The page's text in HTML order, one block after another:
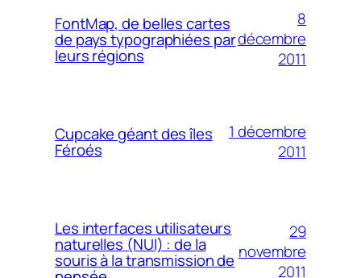
FontMap, de belles cartes
de pays typographiées par
leurs régions
8
décembre
2011
Cupcake géant des îles
Féroés
1 décembre
2011
Les interfaces utilisateurs
naturelles (NUI) : de la
souris à la transmission de
29
novembre
2011